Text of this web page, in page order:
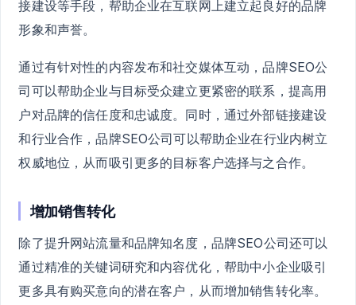
接建设等手段，帮助企业在互联网上建立起良好的品牌
形象和声誉。
通过有针对性的内容发布和社交媒体互动，品牌SEO公
司可以帮助企业与目标受众建立更紧密的联系，提高用
户对品牌的信任度和忠诚度。同时，通过外部链接建设
和行业合作，品牌SEO公司可以帮助企业在行业内树立
权威地位，从而吸引更多的目标客户选择与之合作。
增加销售转化
除了提升网站流量和品牌知名度，品牌SEO公司还可以
通过精准的关键词研究和内容优化，帮助中小企业吸引
更多具有购买意向的潜在客户，从而增加销售转化率。